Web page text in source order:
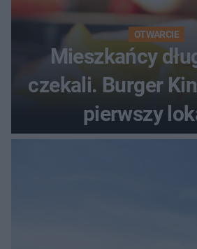
OTWARCIE
Mieszkańcy
czekali. Burger
pierwszy
województwie